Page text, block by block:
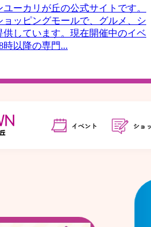
ーカリが丘の公式サイトです。
ッピングモールで、グルメ、シ
供しています。現在開催中のイベ
時以降の専門...